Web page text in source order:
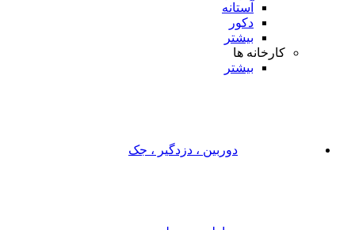
آستانه
دکور
بیشتر
کارخانه ها
بیشتر
دوربین ، دزدگیر ، جک